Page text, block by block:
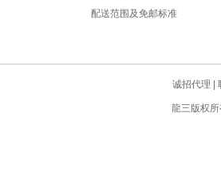
配送范围及免邮标准
诚招代理
龍三版权